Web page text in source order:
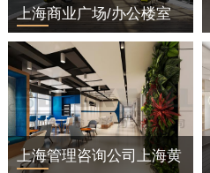
上海商业广场/办公楼室
内装修工程
上海管理咨询公司上海黄